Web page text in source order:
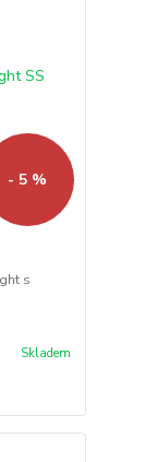
- 5 %
s
Skladem